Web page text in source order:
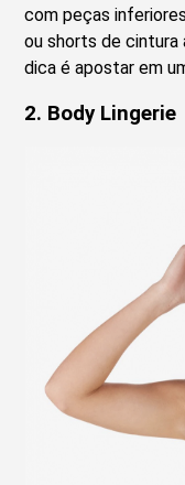
com peças
ou shorts de cintura
dica é apostar em
2. Body Lingerie